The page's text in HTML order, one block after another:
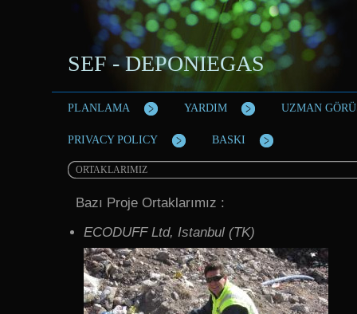
SEF - DEPONIEGAS
PLANLAMA YARDIM UZMAN
PRIVACY POLICY BASKI
ORTAKLARIMIZ
Bazı Proje Ortaklarımız :
ECODUFF Ltd, Istanbul (TK)